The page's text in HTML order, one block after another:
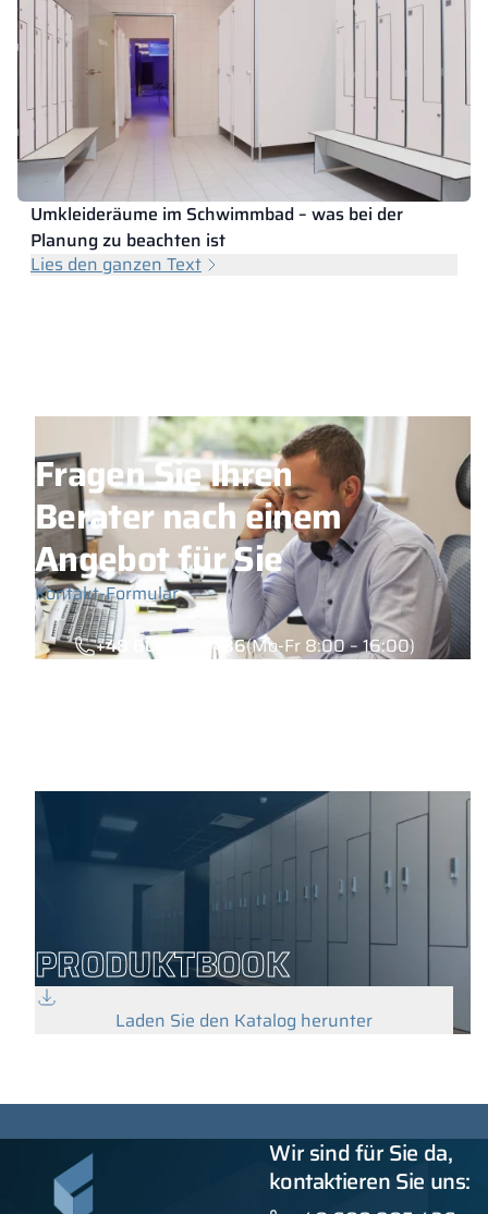
Umkleideräume im Schwimmbad – was bei der
Planung zu beachten ist
Lies den ganzen Text
Fragen Sie Ihren
Berater nach einem
Angebot für Sie
Kontakt-Formular
+48 600 985 436(Mo-Fr 8:00 – 16:00)
PRODUKTBOOK
Laden Sie den Katalog herunter
Wir sind für Sie da,
kontaktieren Sie uns: